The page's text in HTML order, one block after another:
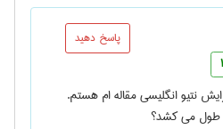
پاسخ دهید
نتیو انگلیسی مقاله ام هستم.
طول می کشد؟